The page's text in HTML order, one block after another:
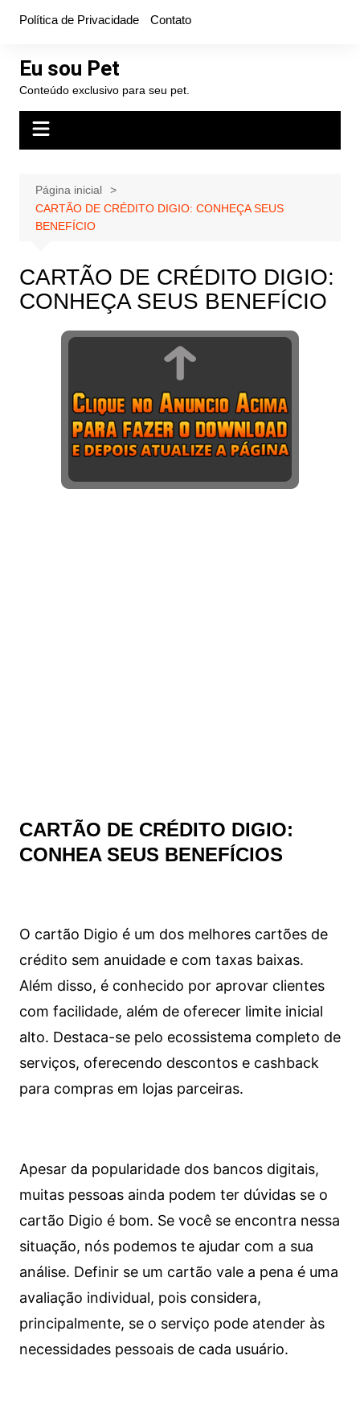
conteúdo
Política de Privacidade Contato
Eu sou Pet
Conteúdo exclusivo para seu pet.
Página inicial
CARTÃO DE CRÉDITO DIGIO: CONHEÇA SEUS
BENEFÍCIO
CARTÃO DE CRÉDITO DIGIO:
CONHEÇA SEUS BENEFÍCIO
CARTÃO DE CRÉDITO DIGIO:
CONHEA SEUS BENEFÍCIOS
O cartão Digio é um dos melhores cartões de
crédito sem anuidade e com taxas baixas.
Além disso, é conhecido por aprovar clientes
com facilidade, além de oferecer limite inicial
alto. Destaca-se pelo ecossistema completo de
serviços, oferecendo descontos e cashback
para compras em lojas parceiras.
Apesar da popularidade dos bancos digitais,
muitas pessoas ainda podem ter dúvidas se o
cartão Digio é bom. Se você se encontra nessa
situação, nós podemos te ajudar com a sua
análise. Definir se um cartão vale a pena é uma
avaliação individual, pois considera,
principalmente, se o serviço pode atender às
necessidades pessoais de cada usuário.